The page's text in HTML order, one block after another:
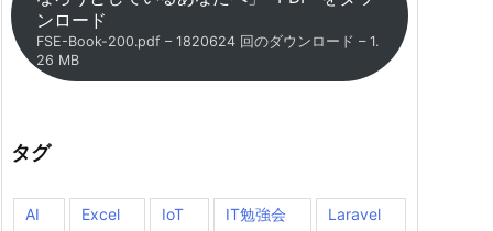
ンロード
FSE-Book-200.pdf – 1820624 回のダウンロード – 1.
26 MB
タグ
AI Excel IoT IT勉強会 Laravel